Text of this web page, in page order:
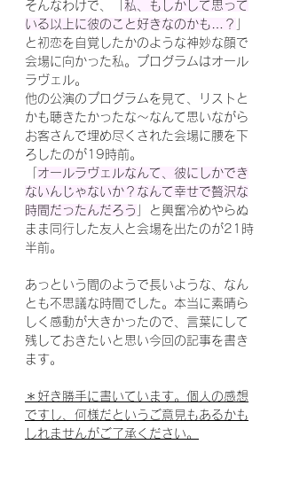
そんなわけで、「 私、もしかして思って
いる以上に彼のこと好きなのかも…？
と初恋を自覚したかのような神妙な顔で
会場に向かった私。プログラムはオール
ラヴェル。
他の公演のプログラムを見て、リストと
かも聴きたかったな〜なんて思いながら
お客さんで埋め尽くされた会場に腰を下
ろしたのが19時前。
オールラヴェルなんて、彼にしかでき
ないんじゃないか？なんて幸せで贅沢な
時間だったんだろう
」と興奮冷めやらぬ
まま同行した友人と会場を出たのが21時
半前。
あっという間のようで長いような、なん
とも不思議な時間でした。本当に素晴ら
しく感動が大きかったので、言葉にして
残しておきたいと思い今回の記事を書き
ます。
＊好き勝手に書いています。個人の感想
ですし、何様だというご意見もあるかも
しれませんがご了承ください。